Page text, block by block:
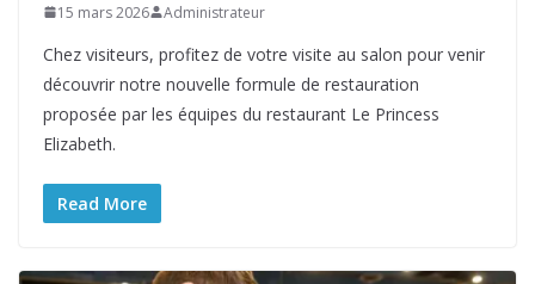
15 mars 2026 Administrateur
Chez visiteurs, profitez de votre visite au salon pour venir
découvrir notre nouvelle formule de restauration
proposée par les équipes du restaurant Le Princess
Elizabeth.
Read More